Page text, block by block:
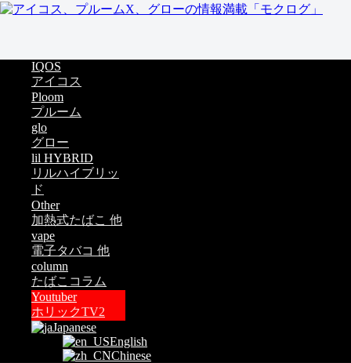
IQOS
アイコス
Ploom
プルーム
glo
グロー
lil HYBRID
リルハイブリッ
ド
Other
加熱式たばこ 他
vape
電子タバコ 他
column
たばこコラム
Youtuber
ホリックTV2
Japanese
English
Chinese